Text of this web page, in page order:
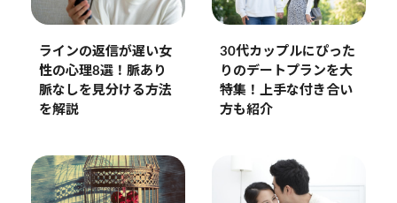
ラインの返信が遅い女
性の心理8選！脈あり
脈なしを見分ける方法
を解説
30代カップルにぴった
りのデートプランを大
特集！上手な付き合い
方も紹介